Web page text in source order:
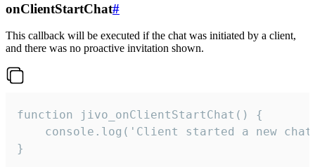
onClientStartChat#
This callback will be executed if the chat was initiated by a client,
and there was no proactive invitation shown.
function jivo_onClientStartChat() {
console.log('Client started a new
}